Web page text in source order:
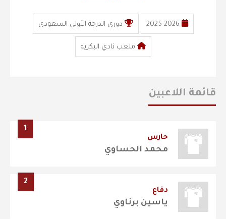
2025-2026 دوري الدرجة الأولى السعودي
ملعب نادي البكرية
قائمة اللاعبين
1
حارس
محمد الحساوي
2
دفاع
ياسين برناوي